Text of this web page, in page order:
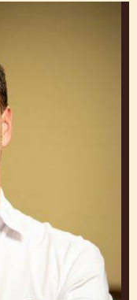
Klassieke
Stand Out